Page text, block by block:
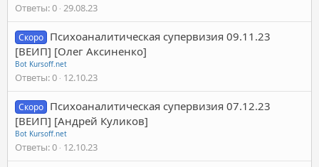
Ответы 0 29.08.23
Скоро Психоаналитическая супервизия 09.11.23
[ВЕИП] [Олег Аксиненко]
Bot Kursoff.net
Ответы 0 12.10.23
Скоро Психоаналитическая супервизия 07.12.23
[ВЕИП] [Андрей Куликов]
Bot Kursoff.net
Ответы 0 12.10.23